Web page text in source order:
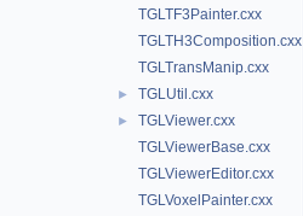
TGLTF3Painter.cxx
TGLTH3Composition.cxx
TGLTransManip.cxx
► TGLUtil.cxx
►
TGLViewer.cxx
TGLViewerBase.cxx
TGLViewerEditor.cxx
TGLVoxelPainter.cxx